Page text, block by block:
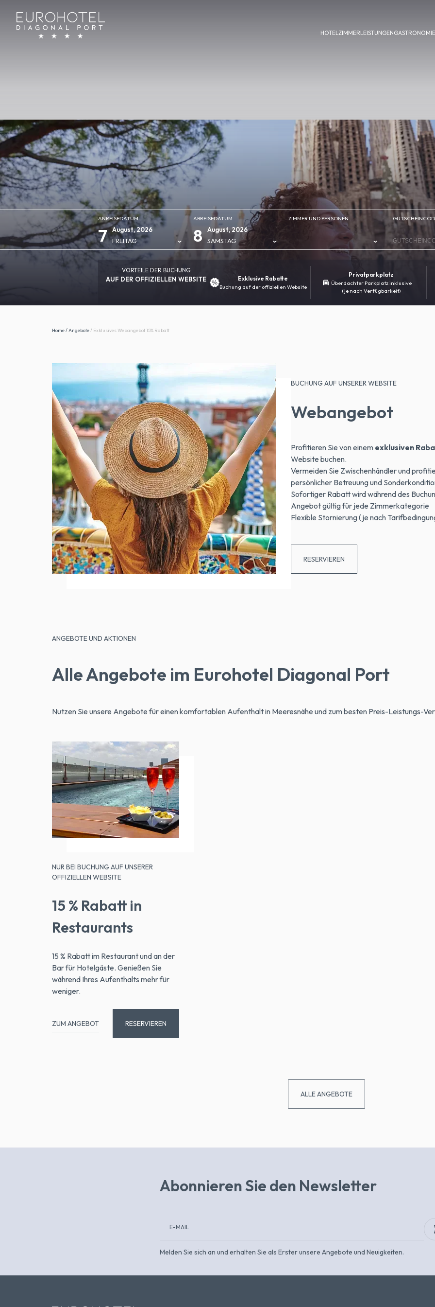
HOTELZIMMERLEISTUNGENGASTRONOMIE
ANREISEDATUM
7
August, 2026
FREITAG
ABREISEDATUM
8
August, 2026
SAMSTAG
ZIMMER UND PERSONEN
VORTEILE DER BUCHUNG
AUF DER OFFIZIELLEN WEBSITE Exklusive Rabatte
Buchung auf der offiziellen Website
Privatparkplatz
Überdachter Parkplatz inklusive
(je nach Verfügbarkeit)
Home/Angebote/ Exklusives Webangebot 15% Rabatt
BUCHUNG AUF UNSERER WEBSITE
Webangebot
Profitieren Sie von einem exklusiven
Website buchen.
Vermeiden Sie Zwischenhändler und
persönlicher Betreuung und
Sofortiger Rabatt wird während des
Angebot gültig für jede Zimmerkategorie
Flexible Stornierung (je nach
RESERVIEREN
ANGEBOTE UND AKTIONEN
Alle Angebote im Eurohotel Diagonal Port
Nutzen Sie unsere Angebote für einen komfortablen Aufenthalt in Meeresnähe und zum besten Preis-Leistungs-
NUR BEI BUCHUNG AUF UNSERER
OFFIZIELLEN WEBSITE
15 % Rabatt in
Restaurants
15 % Rabatt im Restaurant und an der
Bar für Hotelgäste. Genießen Sie
während Ihres Aufenthalts mehr für
weniger.
ZUM ANGEBOT RESERVIEREN
ALLE ANGEBOTE
Abonnieren Sie den Newsletter
Melden Sie sich an und erhalten Sie als Erster unsere Angebote und Neuigkeiten.